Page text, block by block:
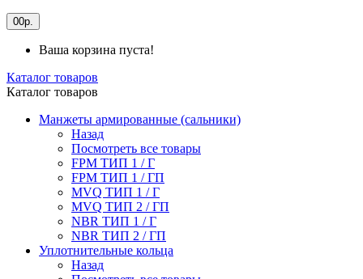
00р.
Ваша корзина пуста!
Каталог товаров
Каталог товаров
Манжеты армированные (сальники)
Назад
Посмотреть все товары
FPM ТИП 1 / Г
FPM ТИП 1 / ГП
MVQ ТИП 1 / Г
MVQ ТИП 2 / ГП
NBR ТИП 1 / Г
NBR ТИП 2 / ГП
Уплотнительные кольца
Назад